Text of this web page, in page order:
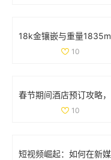
10
10